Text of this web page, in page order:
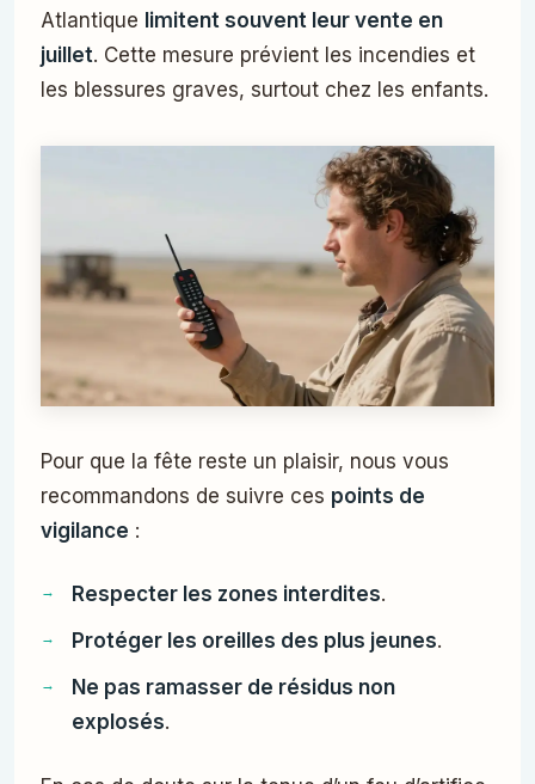
Atlantique limitent souvent leur vente en
juillet. Cette mesure prévient les incendies et
les blessures graves, surtout chez les enfants.
Pour que la fête reste un plaisir, nous vous
recommandons de suivre ces points de
vigilance :
Respecter les zones interdites.
Protéger les oreilles des plus jeunes.
Ne pas ramasser de résidus non
explosés.